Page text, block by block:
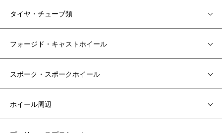
タイヤ・チューブ類
フォージド・キャストホイール
スポーク・スポークホイール
ホイール周辺